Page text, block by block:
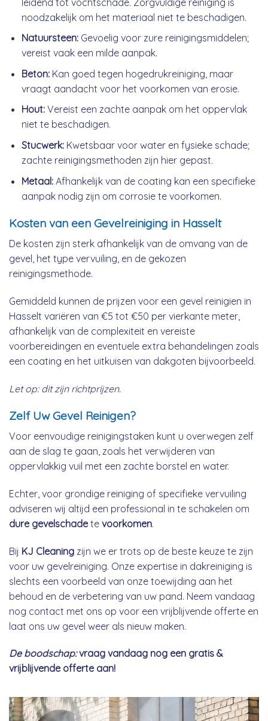
noodzakelijk om het materiaal niet te beschadigen.
Natuursteen:Gevoelig voor zure reinigingsmiddelen;
vereist vaak een milde aanpak.
Beton:Kan goed tegen hogedrukreiniging, maar
vraagt aandacht voor het voorkomen van erosie.
Hout:Vereist een zachte aanpak om het oppervlak
niet te beschadigen.
Stucwerk:Kwetsbaar voor water en fysieke schade;
zachte reinigingsmethoden zijn hier gepast.
Metaal:Afhankelijk van de coating kan een specifieke
aanpak nodig zijn om corrosie te voorkomen.
Kosten van een Gevelreiniging in Hasselt
De kosten zijn sterk afhankelijk van de omvang van de
gevel, het type vervuiling, en de gekozen
reinigingsmethode.
Gemiddeld kunnen de prijzen voor een gevel reinigien in
Hasselt variëren van €5 tot €50 per vierkante meter,
afhankelijk van de complexiteit en vereiste
voorbereidingen en eventuele extra behandelingen zoals
een coating en het uitkuisen van dakgoten bijvoorbeeld.
Let op: dit zijn richtprijzen.
Zelf Uw Gevel Reinigen?
Voor eenvoudige reinigingstaken kunt u overwegen zelf
aan de slag te gaan, zoals het verwijderen van
oppervlakkig vuil met een zachte borstel en water.
Echter, voor grondige reiniging of specifieke vervuiling
adviseren wij altijd een professional in te schakelen om
dure gevelschadete voorkomen.
Bij KJ Cleaning zijn we er trots op de beste keuze te zijn
voor uw gevelreiniging. Onze expertise in dakreiniging is
slechts een voorbeeld van onze toewijding aan het
behoud en de verbetering van uw pand. Neem vandaag
nog contact met ons op voor een vrijblijvende offerte en
laat ons uw gevel weer als nieuw maken.
De boodschap:vraag vandaag nog een gratis &
vrijblijvende offerte aan!